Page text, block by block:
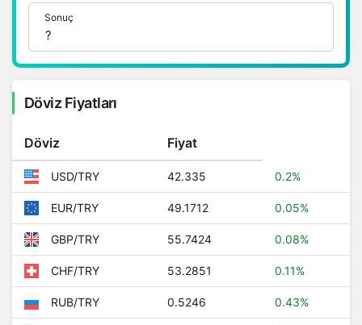
detaylı bilgi ve anlık güncellemeler için doğru
adrestesiniz..
1 Euro Kaç TL ?
1 CHF Kaç TL ?
1 RUB Kaç TL ?
1 CNY Kaç TL ?
Sonuç
Döviz Fiyatları
Döviz Fiyat
USD/TRY 42.335 0.2%
EUR/TRY 49.1712 0.05%
GBP/TRY 55.7424 0.08%
CHF/TRY 53.2851 0.11%
RUB/TRY 0.5246 0.43%